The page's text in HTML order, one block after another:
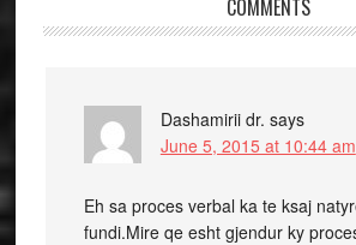
COMMENTS
Dashamirii dr. says
June 5, 2015 at 10:44 am
Eh sa proces verbal ka te ksaj
fundi.Mire qe esht gjendur ky